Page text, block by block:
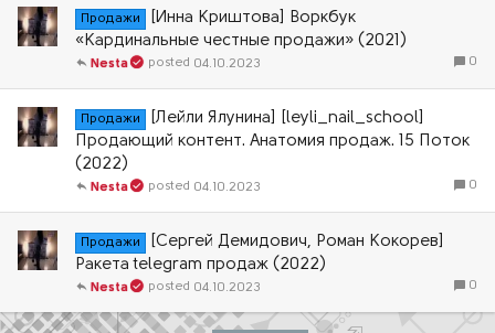
Продажи
[Инна Криштова] Воркбук
«Кардинальные честные продажи» (2021)
0
04.10.2023
Nesta
Продажи
[Лейли Ялунина] [leyli_nail_school]
Продающий контент. Анатомия продаж. 15 Поток
(2022)
0
04.10.2023
Nesta
Продажи
[Сергей Демидович, Роман Кокорев]
Ракета telegram продаж (2022)
0
04.10.2023
Nesta